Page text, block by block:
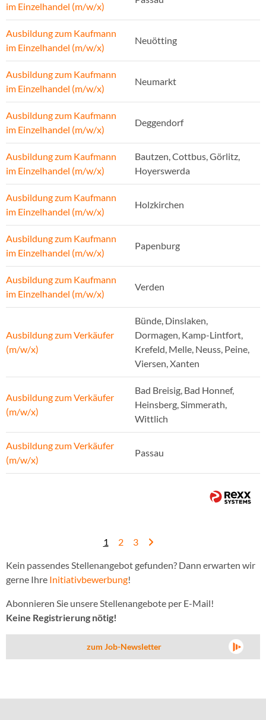
im Einzelhandel (m/w/x)
Ausbildung zum Kaufmann
im Einzelhandel (m/w/x)
Neuötting
Ausbildung zum Kaufmann
im Einzelhandel (m/w/x)
Neumarkt
Ausbildung zum Kaufmann
im Einzelhandel (m/w/x)
Deggendorf
Ausbildung zum Kaufmann
im Einzelhandel (m/w/x)
Bautzen, Cottbus, Görlitz,
Hoyerswerda
Ausbildung zum Kaufmann
im Einzelhandel (m/w/x)
Holzkirchen
Ausbildung zum Kaufmann
im Einzelhandel (m/w/x)
Papenburg
Ausbildung zum Kaufmann
im Einzelhandel (m/w/x)
Verden
Ausbildung zum Verkäufer
(m/w/x)
Bünde, Dinslaken,
Dormagen, Kamp-Lintfort,
Krefeld, Melle, Neuss, Peine,
Viersen, Xanten
Ausbildung zum Verkäufer
(m/w/x)
Bad Breisig, Bad Honnef,
Heinsberg, Simmerath,
Wittlich
Ausbildung zum Verkäufer
(m/w/x)
Passau
1 2 3
Kein passendes Stellenangebot gefunden? Dann erwarten wir
gerne Ihre Initiativbewerbung!
Abonnieren Sie unsere Stellenangebote per E-Mail!
Keine Registrierung nötig!
zum Job-Newsletter